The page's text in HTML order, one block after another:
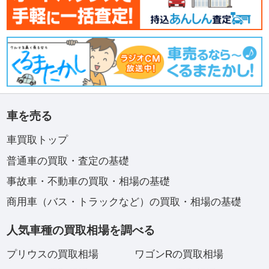
車を売る
車買取トップ
普通車の買取・査定の基礎
事故車・不動車の買取・相場の基礎
商用車（バス・トラックなど）の買取・相場の基礎
人気車種の買取相場を調べる
プリウスの買取相場
ワゴンRの買取相場